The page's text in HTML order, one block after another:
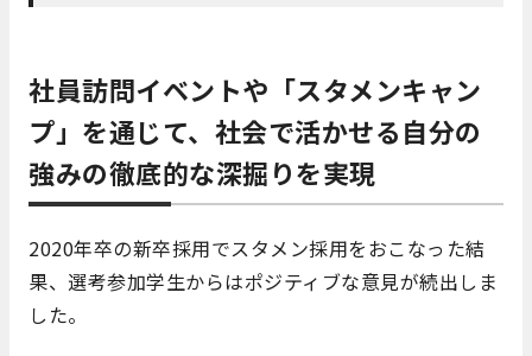
社員訪問イベントや「スタメンキャン
プ」を通じて、社会で活かせる自分の
強みの徹底的な深掘りを実現
2020年卒の新卒採用でスタメン採用をおこなった結
果、選考参加学生からはポジティブな意見が続出しま
した。